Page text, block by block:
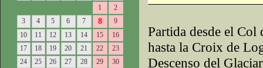
1
2
3
4 5 6 7 8
9
10
11 12 13 14 15
16
17
18 19 20 21 22
23
24
25 26 27 28 29
30
Partida desde el
hasta la Croix de
Descenso del